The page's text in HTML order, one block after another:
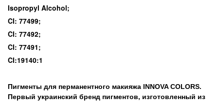
Isopropyl Alcohol;
CI: 77499;
CI: 77492;
CI: 77491;
CI:19140:1
Пигменты для перманентного макияжа INNOVA COLORS.
Первый украинский бренд пигментов, изготовленный из